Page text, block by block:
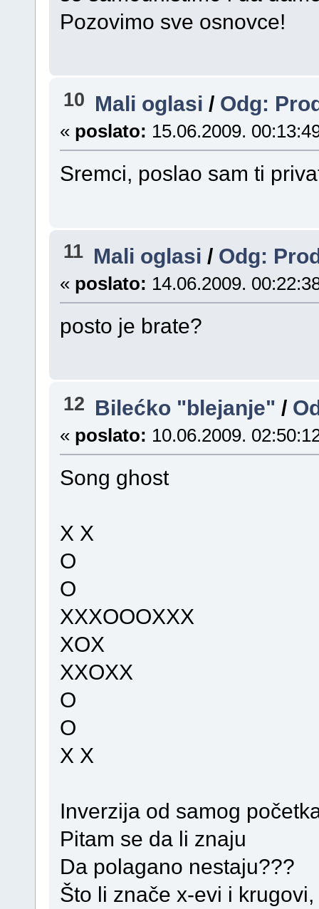
Pozovimo sve osnovce!
10 Mali oglasi / Odg:
« poslato: 15.06.2009.
Sremci, poslao sam ti
11 Mali oglasi / Odg:
« poslato: 14.06.2009.
posto je brate?
12 Bilećko "blejanje" /
« poslato: 10.06.2009.
Song ghost
X X
O
O
XXXOOOXXX
XOX
XXOXX
O
O
X X
Inverzija od samog
Pitam se da li znaju
Da polagano nestaju???
Što li znače x-evi i